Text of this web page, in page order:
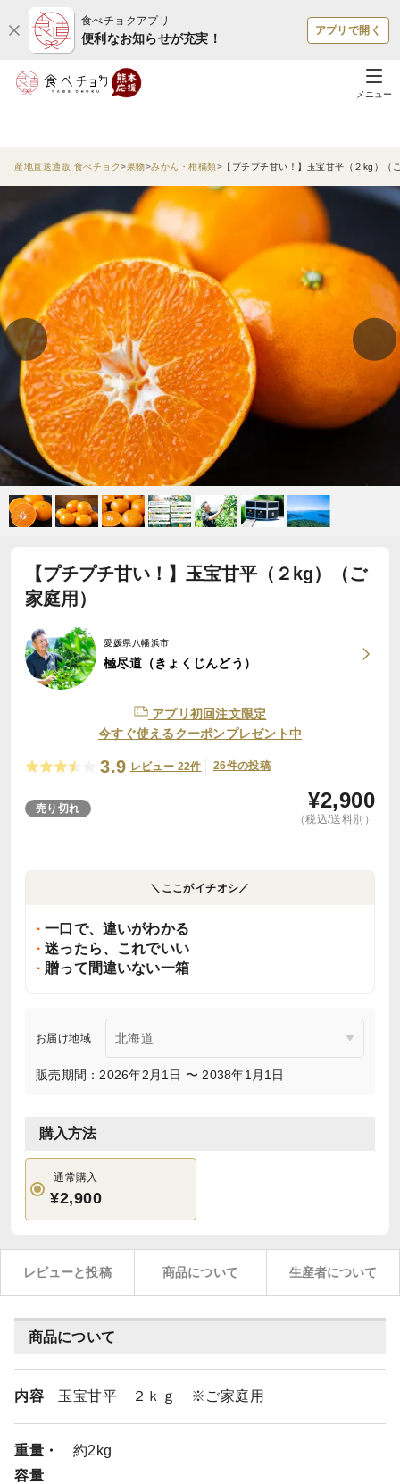
食べチョクアプリ
便利なお知らせが充実！
アプリで開く
メニュー
産地直送通販 食べチョク 果物 みかん・柑橘類 【プチプチ甘い！】玉宝甘平（２kg）（
【プチプチ甘い！】玉宝甘平（２kg）（ご
家庭用）
愛媛県八幡浜市
極尽道（きょくじんどう）
アプリ初回注文限定
今すぐ使えるクーポンプレゼント中
3.9 レビュー 22件 26件の投稿
売り切れ ¥2,900
（税込/送料別）
＼ここがイチオシ／
一口で、違いがわかる
迷ったら、これでいい
贈って間違いない一箱
お届け地域
販売期間：2026年2月1日 〜 2038年1月1日
購入方法
通常購入
¥2,900
レビューと投稿 商品について 生産者について
商品について
内容 玉宝甘平 ２ｋｇ ※ご家庭用
重量・
容量
約2kg